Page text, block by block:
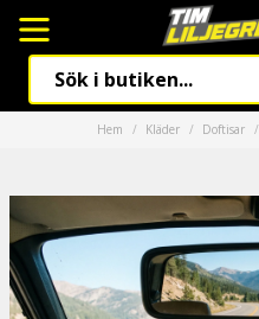
Hem Kläder Doftisar